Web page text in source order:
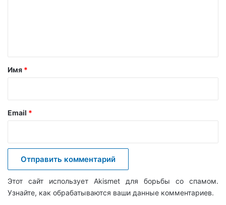
а
й
Имя *
Email *
Этот сайт использует Akismet для борьбы со спамом.
Узнайте, как обрабатываются ваши данные комментариев.